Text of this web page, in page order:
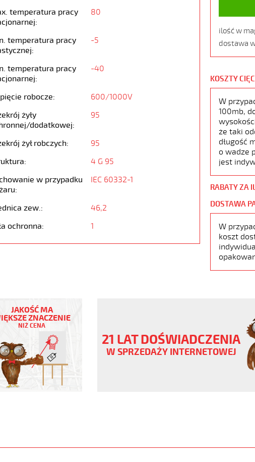
temperatura pracy
80
temperatura pracy
-5
temperatura pracy
-40
robocze:
600/1000V
żyły
dodatkowej:
95
żył robczych:
95
4 G 95
w przypadku
IEC 60332-1
zew.:
46,2
ochronna:
1
ilość w
dostawa
KOSZTY
W
100mb,
że taki
długość
o wadze
jest
RABATY ZA
DOSTAWA
W
koszt
jz-
JAKOŚĆ MA
ZNACZENIE
NIŻ CENA
21 LAT DOŚWIADCZENIA
W SPRZEDAŻY INTERNETOWEJ